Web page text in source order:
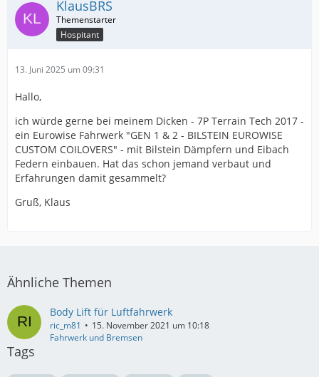
KlausBRS
Hospitant
13. Juni 2025 um 09:31
Hallo,
ich würde gerne bei meinem Dicken - 7P Terrain Tech 2017 -
ein Eurowise Fahrwerk "GEN 1 & 2 - BILSTEIN EUROWISE
CUSTOM COILOVERS" - mit Bilstein Dämpfern und Eibach
Federn einbauen. Hat das schon jemand verbaut und
Erfahrungen damit gesammelt?
Gruß, Klaus
Ähnliche Themen
Body Lift für Luftfahrwerk
ric_m81
15. November 2021 um 10:18
Fahrwerk und Bremsen
Tags